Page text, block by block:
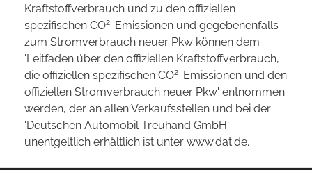
Kraftstoffverbrauch und zu den offiziellen
spezifischen CO2-Emissionen und gegebenenfalls
zum Stromverbrauch neuer Pkw können dem
'Leitfaden über den offiziellen Kraftstoffverbrauch,
die offiziellen spezifischen CO2-Emissionen und den
offiziellen Stromverbrauch neuer Pkw' entnommen
werden, der an allen Verkaufsstellen und bei der
'Deutschen Automobil Treuhand GmbH'
unentgeltlich erhältlich ist unter www.dat.de.